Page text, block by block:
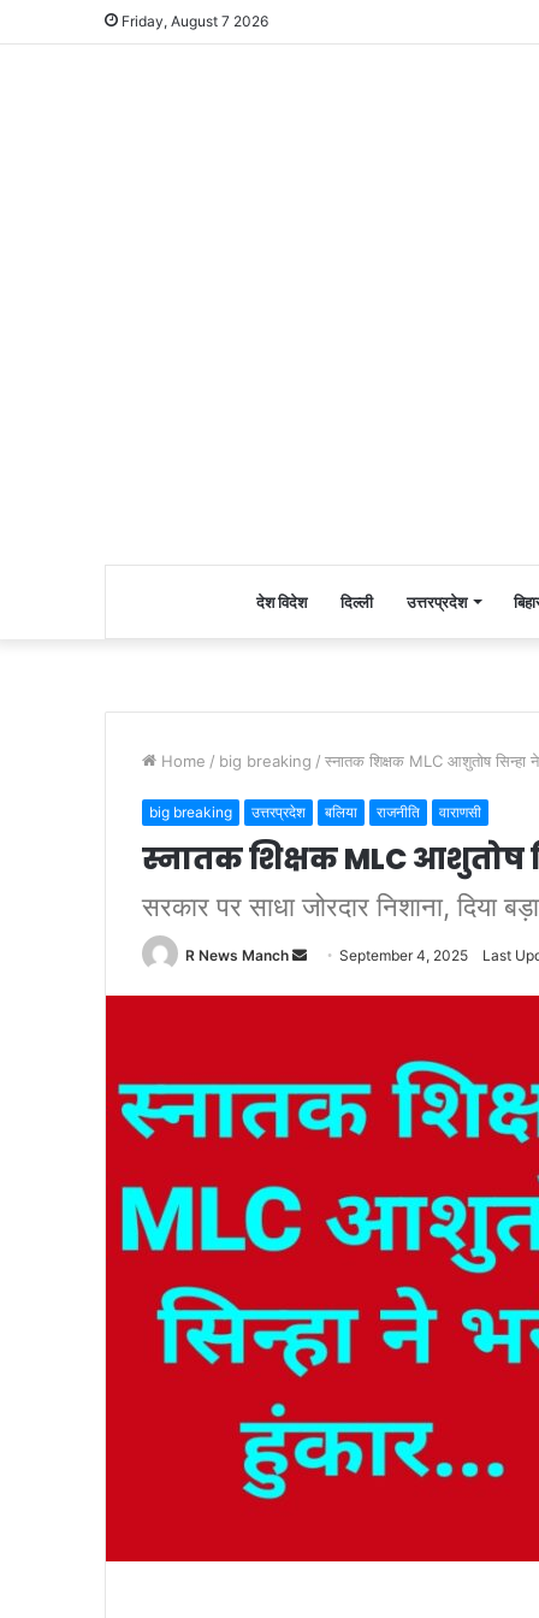
Friday, August 7 2026
देश विदेश दिल्ली उत्तरप्रदेश
Home / big breaking / स्नातक शिक्षक MLC आशुतोष सिन्हा
big breaking उत्तरप्रदेश बलिया राजनीति वाराणसी
स्नातक शिक्षक MLC आशुतोष
सरकार पर साधा जोरदार निशाना, दिया
R News Manch
Send September 4, 2025 Last